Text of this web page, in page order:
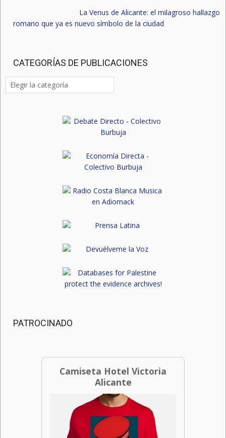
La Venus de Alicante: el milagroso hallazgo
romano que ya es nuevo símbolo de la ciudad
CATEGORÍAS DE PUBLICACIONES
Categorías
de
PATROCINADO
Camiseta Hotel Victoria
Alicante